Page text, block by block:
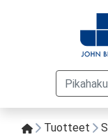
Tuotteet